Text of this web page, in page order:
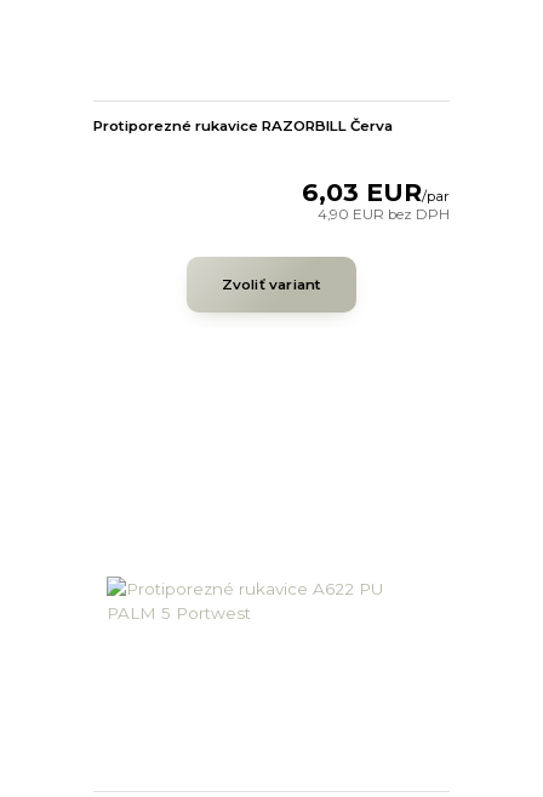
Protiporezné rukavice RAZORBILL Červa
6,03 EUR/par
4,90 EUR bez DPH
Zvoliť variant